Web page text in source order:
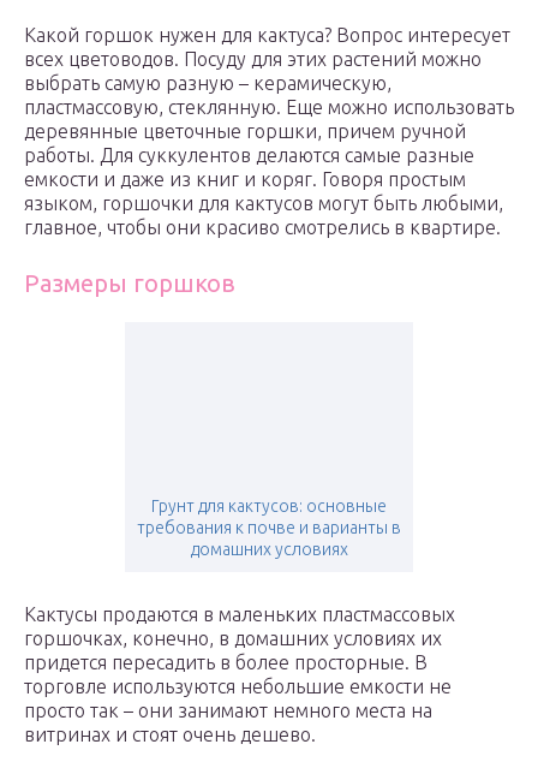
Какой горшок нужен для кактуса? Вопрос интересует
всех цветоводов. Посуду для этих растений можно
выбрать самую разную – керамическую,
пластмассовую, стеклянную. Еще можно использовать
деревянные цветочные горшки, причем ручной
работы. Для суккулентов делаются самые разные
емкости и даже из книг и коряг. Говоря простым
языком, горшочки для кактусов могут быть любыми,
главное, чтобы они красиво смотрелись в квартире.
Размеры горшков
Грунт для кактусов: основные
требования к почве и варианты в
домашних условиях
Кактусы продаются в маленьких пластмассовых
горшочках, конечно, в домашних условиях их
придется пересадить в более просторные. В
торговле используются небольшие емкости не
просто так – они занимают немного места на
витринах и стоят очень дешево.